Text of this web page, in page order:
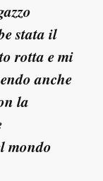
stata il
rotta e mi
anche
la
mondo